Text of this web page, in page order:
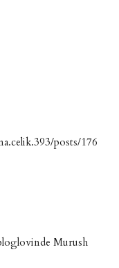
posts/176
Murush